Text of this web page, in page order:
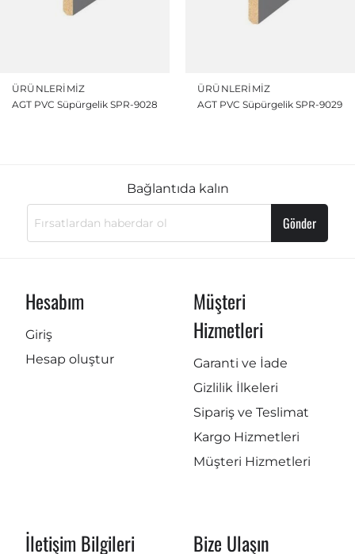
ÜRÜNLERIMIZ
AGT PVC Süpürgelik SPR-9028
ÜRÜNLERIMIZ
AGT PVC Süpürgelik SPR-9029
Bağlantıda kalın
Gönder
Hesabım
Giriş
Hesap oluştur
Müşteri
Hizmetleri
Garanti ve İade
Gizlilik İlkeleri
Sipariş ve Teslimat
Kargo Hizmetleri
Müşteri Hizmetleri
İletişim Bilgileri Bize Ulaşın